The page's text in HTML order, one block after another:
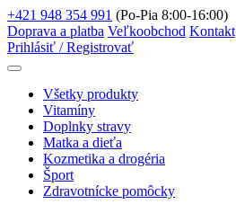
+421 948 354 991 (Po-Pia 8:00-16:00)
Doprava a platba Veľkoobchod Kontakt
Prihlásiť / Registrovať
Všetky produkty
Vitamíny
Doplnky stravy
Matka a dieťa
Kozmetika a drogéria
Šport
Zdravotnícke pomôcky